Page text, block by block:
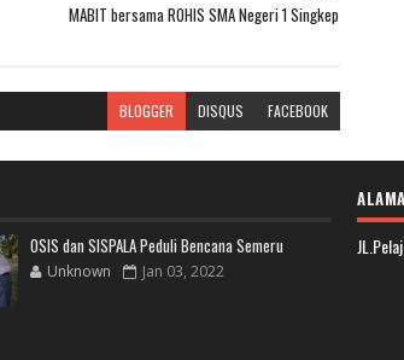
MABIT bersama ROHIS SMA Negeri 1 Singkep
BLOGGER DISQUS FACEBOOK
OSIS dan SISPALA Peduli Bencana Semeru
Unknown Jan 03, 2022